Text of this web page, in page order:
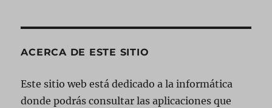
ACERCA DE ESTE SITIO
Este sitio web está dedicado a la informática
donde podrás consultar las aplicaciones que